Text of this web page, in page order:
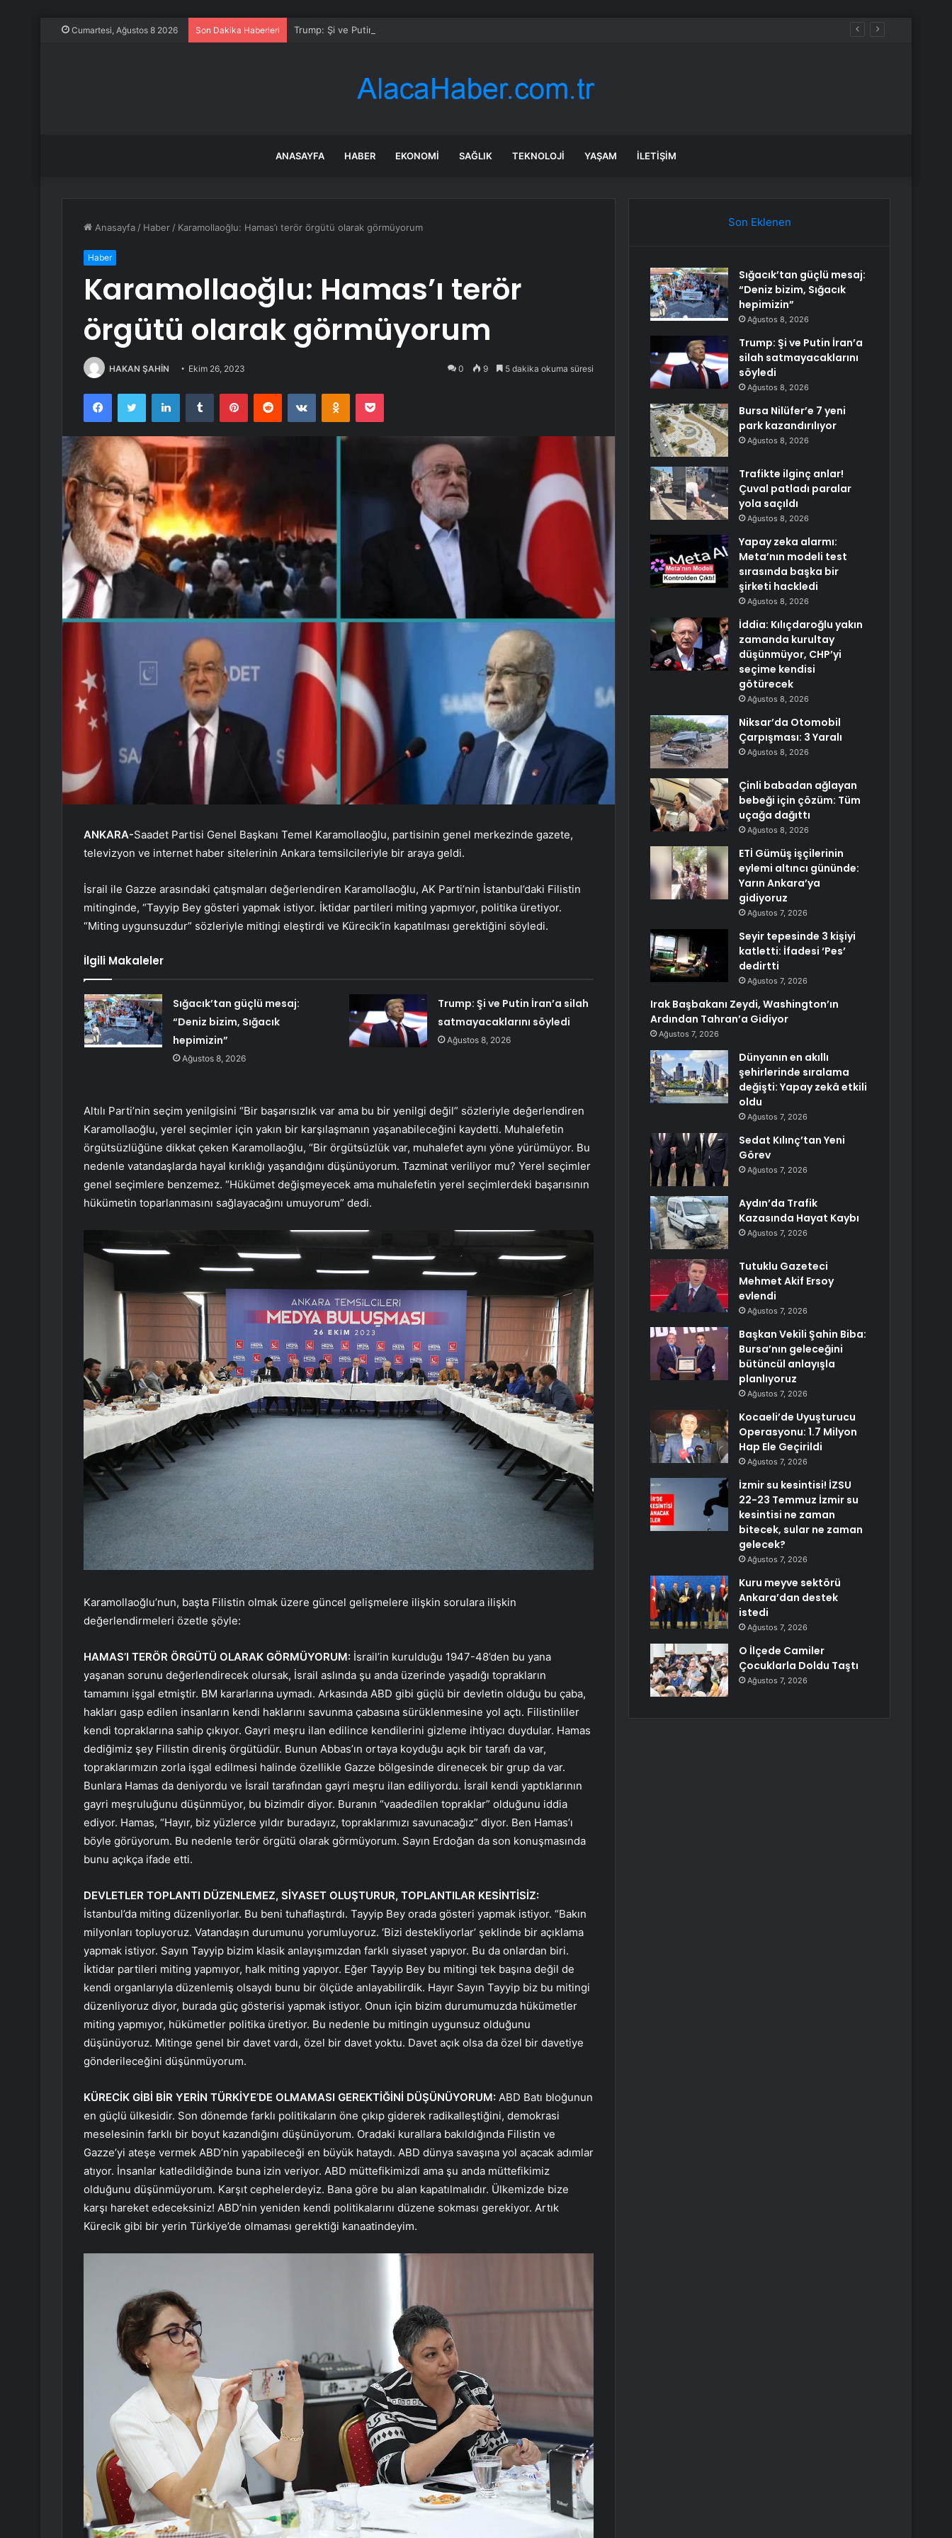
Cumartesi, Ağustos 8 2026 Son Dakika Haberleri Trump: Şi ve Putin İran’a silah satmayacaklarını söyledi
ANASAYFA HABER EKONOMI SAĞLIK TEKNOLOJI YAŞAM İLETIŞIM
Anasayfa / Haber / Karamollaoğlu: Hamas’ı terör örgütü olarak görmüyorum
Haber
Karamollaoğlu: Hamas’ı terör
örgütü olarak görmüyorum
HAKAN ŞAHİN Ekim 26, 2023 0 9 5 dakika okuma süresi
FacebookTwitter LinkedInTumblr PinterestReddit VKontakteOdnoklassniki
Pocket
ANKARA-Saadet Partisi Genel Başkanı Temel Karamollaoğlu, partisinin genel merkezinde gazete,
televizyon ve internet haber sitelerinin Ankara temsilcileriyle bir araya geldi.
İsrail ile Gazze arasındaki çatışmaları değerlendiren Karamollaoğlu, AK Parti’nin İstanbul’daki Filistin
mitinginde, “Tayyip Bey gösteri yapmak istiyor. İktidar partileri miting yapmıyor, politika üretiyor.
“Miting uygunsuzdur” sözleriyle mitingi eleştirdi ve Kürecik’in kapatılması gerektiğini söyledi.
İlgili Makaleler
Sığacık’tan güçlü mesaj:
“Deniz bizim, Sığacık
hepimizin”
Ağustos 8, 2026
Trump: Şi ve Putin İran’a silah
satmayacaklarını söyledi
Ağustos 8, 2026
Altılı Parti’nin seçim yenilgisini “Bir başarısızlık var ama bu bir yenilgi değil” sözleriyle değerlendiren
Karamollaoğlu, yerel seçimler için yakın bir karşılaşmanın yaşanabileceğini kaydetti. Muhalefetin
örgütsüzlüğüne dikkat çeken Karamollaoğlu, “Bir örgütsüzlük var, muhalefet aynı yöne yürümüyor. Bu
nedenle vatandaşlarda hayal kırıklığı yaşandığını düşünüyorum. Tazminat veriliyor mu? Yerel seçimler
genel seçimlere benzemez. “Hükümet değişmeyecek ama muhalefetin yerel seçimlerdeki başarısının
hükümetin toparlanmasını sağlayacağını umuyorum” dedi.
Karamollaoğlu’nun, başta Filistin olmak üzere güncel gelişmelere ilişkin sorulara ilişkin
değerlendirmeleri özetle şöyle:
HAMAS’I TERÖR ÖRGÜTÜ OLARAK GÖRMÜYORUM: İsrail’in kurulduğu 1947-48’den bu yana
yaşanan sorunu değerlendirecek olursak, İsrail aslında şu anda üzerinde yaşadığı toprakların
tamamını işgal etmiştir. BM kararlarına uymadı. Arkasında ABD gibi güçlü bir devletin olduğu bu çaba,
hakları gasp edilen insanların kendi haklarını savunma çabasına sürüklenmesine yol açtı. Filistinliler
kendi topraklarına sahip çıkıyor. Gayri meşru ilan edilince kendilerini gizleme ihtiyacı duydular. Hamas
dediğimiz şey Filistin direniş örgütüdür. Bunun Abbas’ın ortaya koyduğu açık bir tarafı da var,
topraklarımızın zorla işgal edilmesi halinde özellikle Gazze bölgesinde direnecek bir grup da var.
Bunlara Hamas da deniyordu ve İsrail tarafından gayri meşru ilan ediliyordu. İsrail kendi yaptıklarının
gayri meşruluğunu düşünmüyor, bu bizimdir diyor. Buranın “vaadedilen topraklar” olduğunu iddia
ediyor. Hamas, “Hayır, biz yüzlerce yıldır buradayız, topraklarımızı savunacağız” diyor. Ben Hamas’ı
böyle görüyorum. Bu nedenle terör örgütü olarak görmüyorum. Sayın Erdoğan da son konuşmasında
bunu açıkça ifade etti.
DEVLETLER TOPLANTI DÜZENLEMEZ, SİYASET OLUŞTURUR, TOPLANTILAR KESİNTİSİZ:
İstanbul’da miting düzenliyorlar. Bu beni tuhaflaştırdı. Tayyip Bey orada gösteri yapmak istiyor. “Bakın
milyonları topluyoruz. Vatandaşın durumunu yorumluyoruz. ‘Bizi destekliyorlar’ şeklinde bir açıklama
yapmak istiyor. Sayın Tayyip bizim klasik anlayışımızdan farklı siyaset yapıyor. Bu da onlardan biri.
İktidar partileri miting yapmıyor, halk miting yapıyor. Eğer Tayyip Bey bu mitingi tek başına değil de
kendi organlarıyla düzenlemiş olsaydı bunu bir ölçüde anlayabilirdik. Hayır Sayın Tayyip biz bu mitingi
düzenliyoruz diyor, burada güç gösterisi yapmak istiyor. Onun için bizim durumumuzda hükümetler
miting yapmıyor, hükümetler politika üretiyor. Bu nedenle bu mitingin uygunsuz olduğunu
düşünüyoruz. Mitinge genel bir davet vardı, özel bir davet yoktu. Davet açık olsa da özel bir davetiye
gönderileceğini düşünmüyorum.
KÜRECİK GİBİ BİR YERİN TÜRKİYE’DE OLMAMASI GEREKTİĞİNİ DÜŞÜNÜYORUM: ABD Batı bloğunun
en güçlü ülkesidir. Son dönemde farklı politikaların öne çıkıp giderek radikalleştiğini, demokrasi
meselesinin farklı bir boyut kazandığını düşünüyorum. Oradaki kurallara bakıldığında Filistin ve
Gazze’yi ateşe vermek ABD’nin yapabileceği en büyük hataydı. ABD dünya savaşına yol açacak adımlar
atıyor. İnsanlar katledildiğinde buna izin veriyor. ABD müttefikimizdi ama şu anda müttefikimiz
olduğunu düşünmüyorum. Karşıt cephelerdeyiz. Bana göre bu alan kapatılmalıdır. Ülkemizde bize
karşı hareket edeceksiniz! ABD’nin yeniden kendi politikalarını düzene sokması gerekiyor. Artık
Kürecik gibi bir yerin Türkiye’de olmaması gerektiği kanaatindeyim.
Son Eklenen
Sığacık’tan güçlü mesaj:
“Deniz bizim, Sığacık
hepimizin”
Ağustos 8, 2026
Trump: Şi ve Putin İran’a
silah satmayacaklarını
söyledi
Ağustos 8, 2026
Bursa Nilüfer’e 7 yeni
park kazandırılıyor
Ağustos 8, 2026
Trafikte ilginç anlar!
Çuval patladı paralar
yola saçıldı
Ağustos 8, 2026
Yapay zeka alarmı:
Meta’nın modeli test
sırasında başka bir
şirketi hackledi
Ağustos 8, 2026
İddia: Kılıçdaroğlu yakın
zamanda kurultay
düşünmüyor, CHP’yi
seçime kendisi
götürecek
Ağustos 8, 2026
Niksar’da Otomobil
Çarpışması: 3 Yaralı
Ağustos 8, 2026
Çinli babadan ağlayan
bebeği için çözüm: Tüm
uçağa dağıttı
Ağustos 8, 2026
ETİ Gümüş işçilerinin
eylemi altıncı gününde:
Yarın Ankara’ya
gidiyoruz
Ağustos 7, 2026
Seyir tepesinde 3 kişiyi
katletti: İfadesi ‘Pes’
dedirtti
Ağustos 7, 2026
Irak Başbakanı Zeydi, Washington’ın
Ardından Tahran’a Gidiyor
Ağustos 7, 2026
Dünyanın en akıllı
şehirlerinde sıralama
değişti: Yapay zekâ etkili
oldu
Ağustos 7, 2026
Sedat Kılınç’tan Yeni
Görev
Ağustos 7, 2026
Aydın’da Trafik
Kazasında Hayat Kaybı
Ağustos 7, 2026
Tutuklu Gazeteci
Mehmet Akif Ersoy
evlendi
Ağustos 7, 2026
Başkan Vekili Şahin Biba:
Bursa’nın geleceğini
bütüncül anlayışla
planlıyoruz
Ağustos 7, 2026
Kocaeli’de Uyuşturucu
Operasyonu: 1.7 Milyon
Hap Ele Geçirildi
Ağustos 7, 2026
İzmir su kesintisi! İZSU
22-23 Temmuz İzmir su
kesintisi ne zaman
bitecek, sular ne zaman
gelecek?
Ağustos 7, 2026
Kuru meyve sektörü
Ankara’dan destek
istedi
Ağustos 7, 2026
O İlçede Camiler
Çocuklarla Doldu Taştı
Ağustos 7, 2026